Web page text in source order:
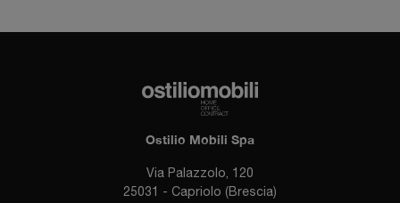
Ostilio Mobili Spa
Via Palazzolo, 120
25031 - Capriolo (Brescia)